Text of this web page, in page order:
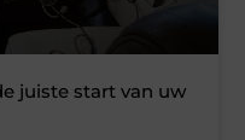
juiste start van uw